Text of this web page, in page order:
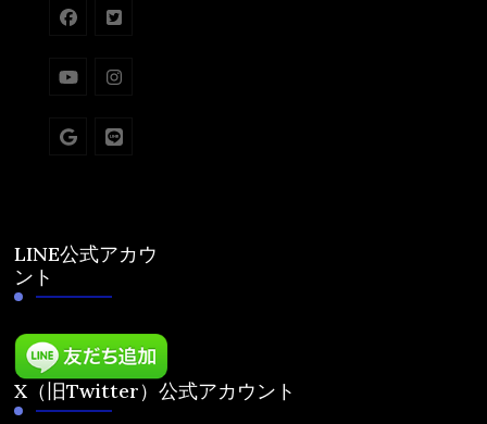
LINE公式アカウ
ント
X（旧Twitter）公式アカウント